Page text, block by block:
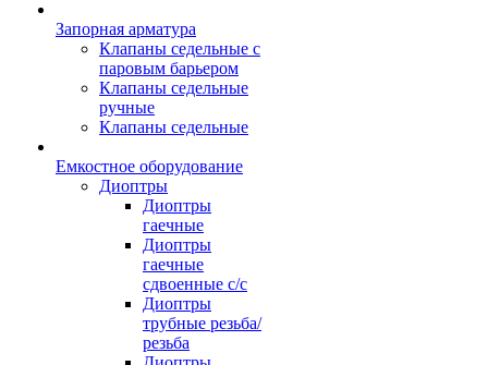
Запорная арматура
Клапаны седельные с
паровым барьером
Клапаны седельные
ручные
Клапаны седельные
Емкостное оборудование
Диоптры
Диоптры
гаечные
Диоптры
гаечные
сдвоенные c/c
Диоптры
трубные резьба/
резьба